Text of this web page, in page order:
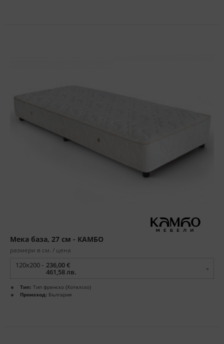
Мека база, 27 см - КАМБО
размери в см. / цена
120x200 - 236,00 €
461,58 лв.
Тип: Тип френско (Хотелско)
Произход: България